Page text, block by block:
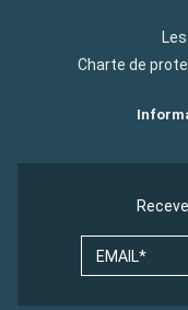
Charte de
EMAIL*